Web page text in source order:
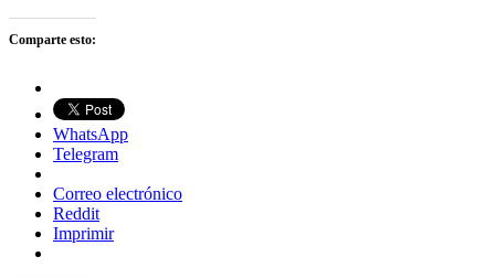
Comparte esto:
WhatsApp
Telegram
Correo electrónico
Reddit
Imprimir